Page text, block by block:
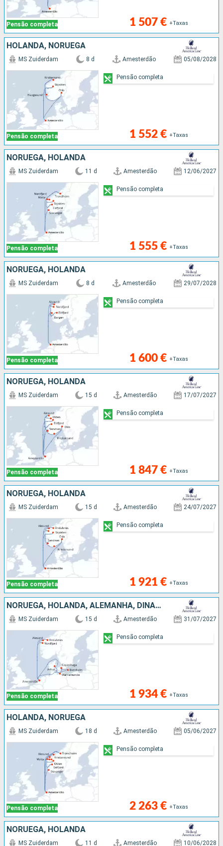
Pensão completa 1 507 € +Taxas
HOLANDA, NORUEGA
Pensão completa
MS Zuiderdam 8 d Amesterdão 05/08/2028
1 552 € +Taxas
Pensão completa
NORUEGA, HOLANDA
Pensão completa
MS Zuiderdam 11 d Amesterdão 12/06/2027
1 555 € +Taxas
Pensão completa
NORUEGA, HOLANDA
Pensão completa
MS Zuiderdam 8 d Amesterdão 29/07/2028
1 600 € +Taxas
Pensão completa
NORUEGA, HOLANDA
Pensão completa
MS Zuiderdam 15 d Amesterdão 17/07/2027
1 847 € +Taxas
Pensão completa
NORUEGA, HOLANDA
Pensão completa
MS Zuiderdam 15 d Amesterdão 24/07/2027
1 921 € +Taxas
Pensão completa
NORUEGA, HOLANDA, ALEMANHA, DINAMARCA
Pensão completa
MS Zuiderdam 15 d Amesterdão 31/07/2027
1 934 € +Taxas
Pensão completa
HOLANDA, NORUEGA
Pensão completa
MS Zuiderdam 18 d Amesterdão 05/06/2027
2 263 € +Taxas
Pensão completa
NORUEGA, HOLANDA
MS Zuiderdam 11 d Amesterdão 10/06/2028